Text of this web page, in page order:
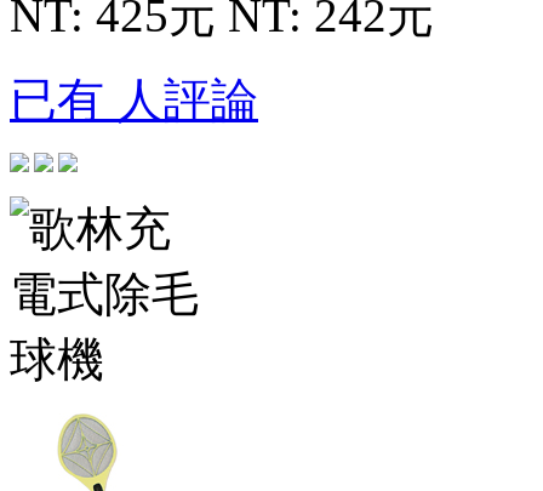
NT: 425元 NT: 242元
已有 人評論